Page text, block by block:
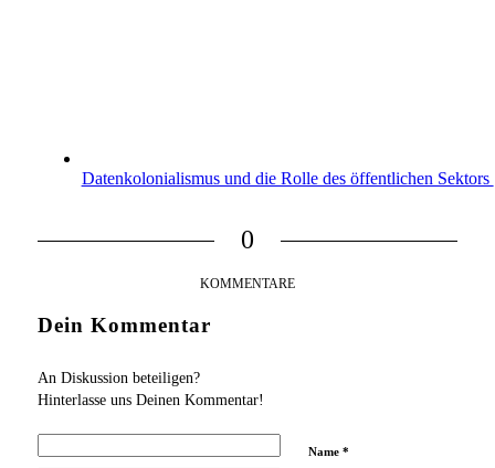
Datenkolonialismus und die Rolle des öffentlichen Sektors
0
KOMMENTARE
Dein Kommentar
An Diskussion beteiligen?
Hinterlasse uns Deinen Kommentar!
Name *